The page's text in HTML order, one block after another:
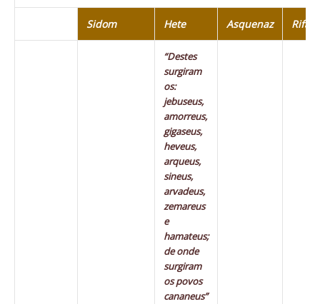
Sidom Hete Asquenaz Rifate
“Destes
surgiram
os:
jebuseus,
amorreus,
gigaseus,
heveus,
arqueus,
sineus,
arvadeus,
zemareus
e
hamateus;
de onde
surgiram
os povos
cananeus”